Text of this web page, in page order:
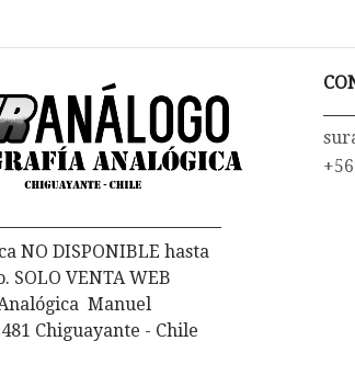
NO DISPONIBLE hasta
SOLO VENTA WEB
Manuel
Chiguayante - Chile